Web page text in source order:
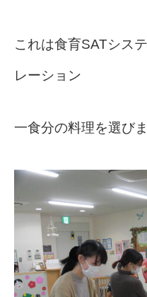
これは食育SATシス
レーション
一食分の料理を選び